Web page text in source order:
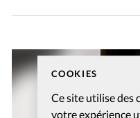
COOKIES
Ce site utilise des
votre expérience